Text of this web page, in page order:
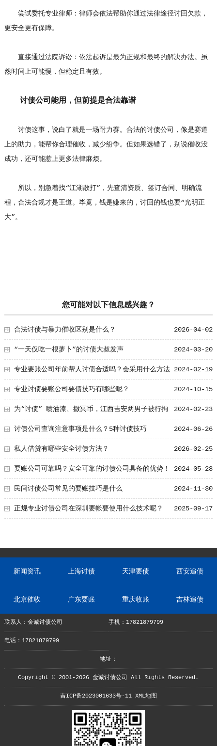
尝试委托专业律师：律师会依法帮助你通过法律途径讨回欠款，
更安全更有保障。
直接通过法院诉讼：依法起诉是最为正规和最终的解决办法。虽
然时间上可能慢，但稳定且有效。
讨债公司能用，但前提是合法靠谱
讨债这事，说白了就是一场耐力赛。合法的讨债公司，像是赛道
上的助力，能帮你合理催收，减少纷争。但如果选错了，别说催收没
成功，还可能惹上更多法律麻烦。
所以，别急着找“江湖散打”，先查清资质、签订合同、明确流
程，合法合规才是王道。毕竟，钱是赚来的，讨回的钱也要“光明正
大”。
您可能对以下信息感兴趣？
2026-04-02
合法讨债与暴力催收区别是什么？
2024-03-20
“一天仅吃一根萝卜”的讨债大叔发声
2024-02-19
专业要账公司年前帮人讨债合适吗？会采用什么方法
2024-10-15
专业讨债要账公司要债技巧有哪些呢？
2024-02-23
为“讨债” 喷油漆、撒冥币，江西吉安两男子被行拘
2024-06-26
讨债公司查询注意事项是什么？5种讨债技巧
2026-02-25
私人借贷有哪些安全讨债方法？
2024-05-28
要账公司可靠吗？安全可靠的讨债公司具备的优势！
2024-11-30
民间讨债公司常见的要账技巧是什么
2025-09-17
正规专业讨债公司在深圳要帐要使用什么技术呢？
新闻资讯 上海讨债 天津要债 西安追债
北京催收 广东要账 重庆收账 吉林追债
联系人：金诚讨债公司 手机：17821879799
电话：17821879799
地址：
Copyright © 2001-2026 金诚讨债公司 All Rights Reserved.
吉ICP备2023001633号-11 XML地图